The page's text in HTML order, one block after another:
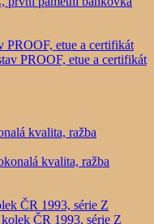
PROOF, etue a certifikát
kvalita, ražba
ČR 1993, série Z